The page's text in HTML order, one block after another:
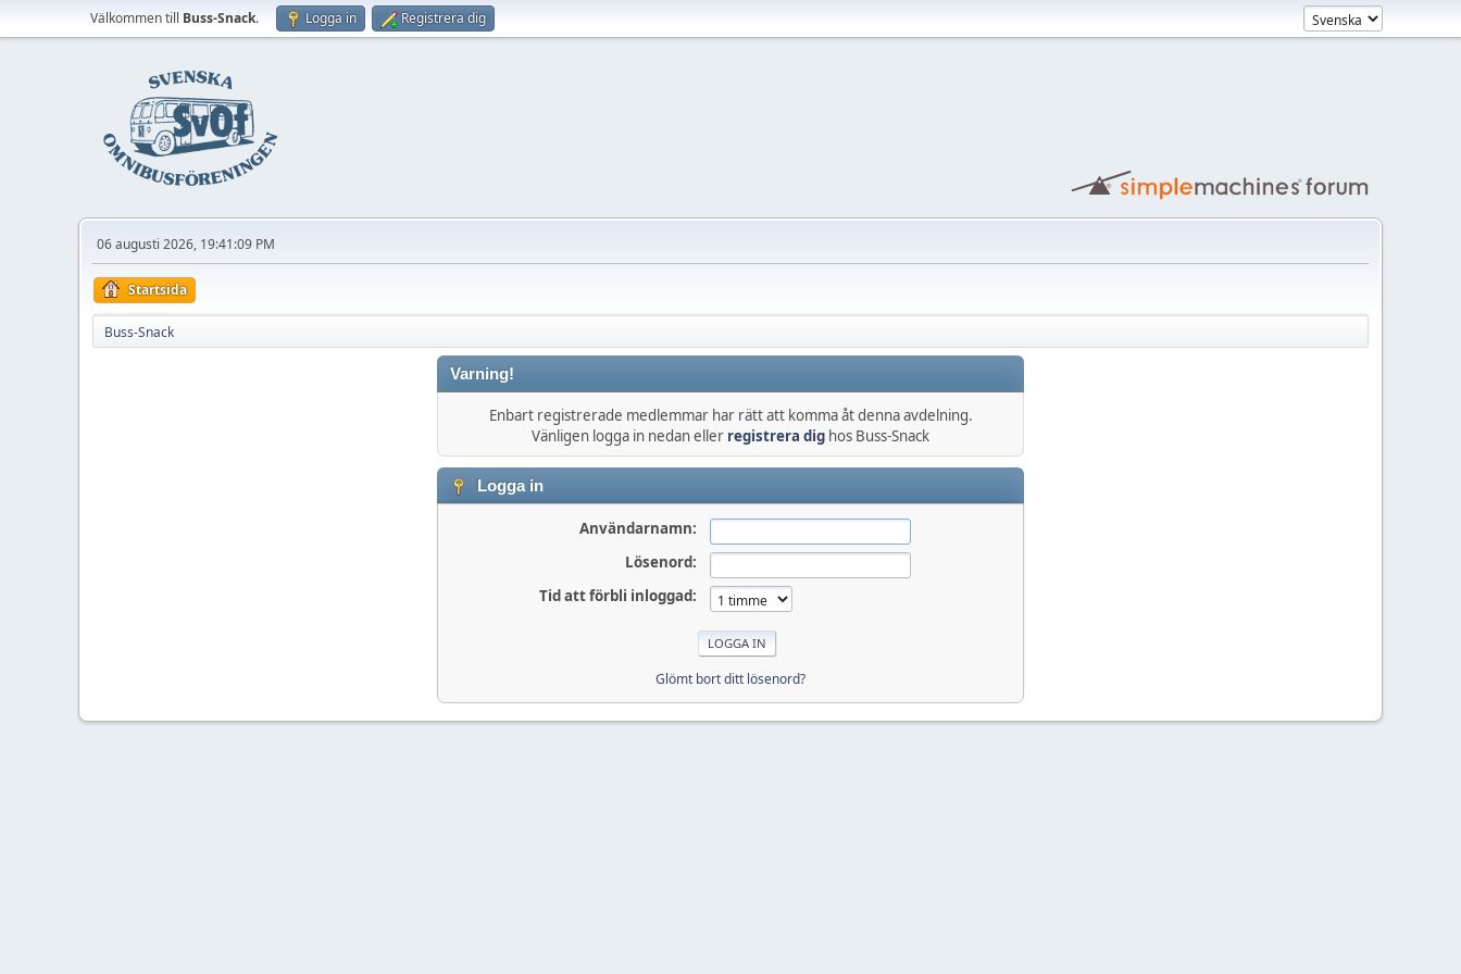
Välkommen till Buss-Snack. Logga in Registrera dig
06 augusti 2026, 19:41:09 PM
Startsida
Buss-Snack
Varning!
Enbart registrerade medlemmar har rätt att komma åt denna avdelning.
Vänligen logga in nedan eller registrera dig hos Buss-Snack
Logga in
Användarnamn:
Lösenord:
Tid att förbli inloggad:
Glömt bort ditt lösenord?